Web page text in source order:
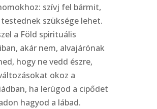
szívj fel bármit,
szüksége lehet.
a Föld spirituális
akár nem, alvajárónak
hogy ne vedd észre,
okoz a
ha lerúgod a cipődet
hagyod a lábad.